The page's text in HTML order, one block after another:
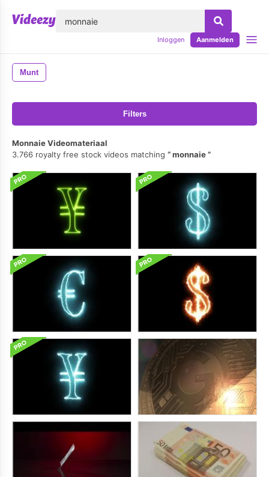
Inloggen Aanmelden
Munt
Filters
Monnaie Videomateriaal
3.766 royalty free stock videos matching
monnaie